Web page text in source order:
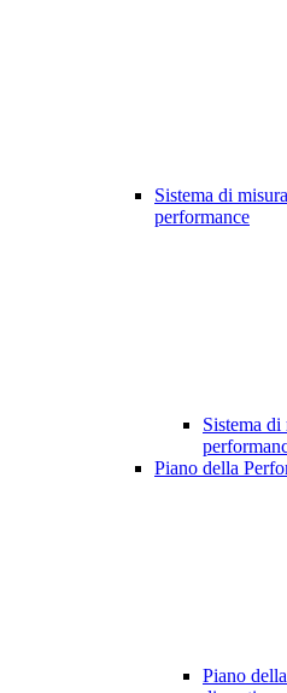
Sistema di
performance
Sistema
Piano della
Piano